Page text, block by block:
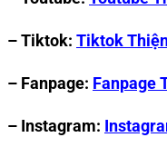
– Tiktok: Tiktok
– Fanpage: Fanpage
– Instagram: